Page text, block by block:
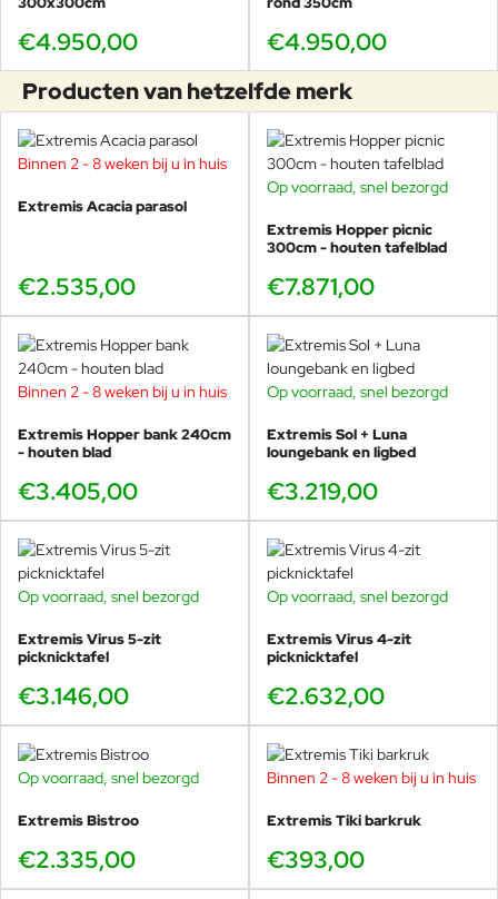
hoogstpersoonlijk. Kom naar onze showroom in
Voorschoten om de Acacia te zien en uit te proberen,
de materialen te voelen en het verhaal te horen.
Dirk Wynants
Dirk Wynants (9 mei 1964) is een Vlaamse meubelontwerper en -
maker. De appel viel niet ver van de boom, toen hij als zoon van
een meubelmaker koos voor de opleiding interieur en
Hij startte als distributeur van internationale design collecties. Al
snel besefte hij dat er weinig mooie buitenmeubelen waren. De
tuinen stonden vol met wit kunststof, tuincentra zaten niet te
buitenmarkt. Daar lag een kans. Dirk werkte zijn eerste idee uit in
zijn garage in 1994. Resultaat was de Gargantua, een ronde tafel
€4.950,00 €4.950,00
Producten van hetzelfde merk
Binnen 2 - 8 weken bij u in huis
Extremis Acacia parasol
€2.535,00
Op voorraad, snel bezorgd
Extremis Hopper picnic
300cm - houten tafelblad
€7.871,00
Binnen 2 - 8 weken bij u in huis
Extremis Hopper bank 240cm
- houten blad
€3.405,00
Op voorraad, snel bezorgd
Extremis Sol + Luna
loungebank en ligbed
€3.219,00
Op voorraad, snel bezorgd
Extremis Virus 5-zit
picknicktafel
€3.146,00
Op voorraad, snel bezorgd
Extremis Virus 4-zit
picknicktafel
€2.632,00
Op voorraad, snel bezorgd
Extremis Bistroo
€2.335,00
Binnen 2 - 8 weken bij u in huis
Extremis Tiki barkruk
€393,00